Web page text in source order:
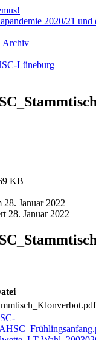
2020/21 und
Archiv
Lüneburg
KB
28. Januar 2022
28. Januar 2022